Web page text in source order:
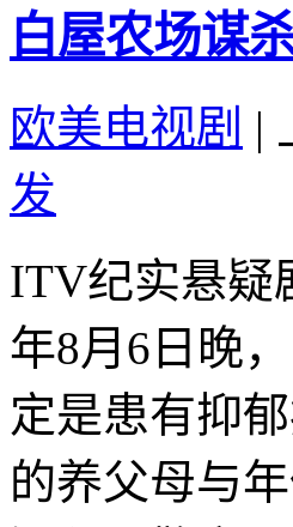
白屋农场谋
欧美电视剧 |
发
ITV纪实悬疑
年8月6日晚
定是患有抑
的养父母与